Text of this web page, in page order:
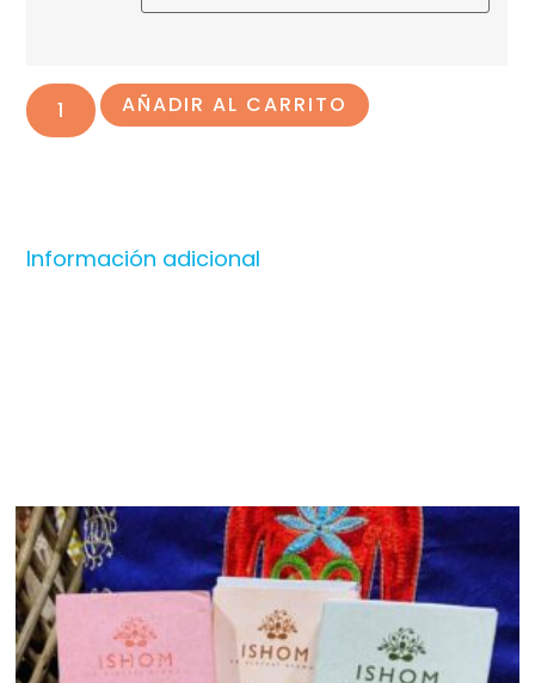
AÑADIR AL CARRITO
Información adicional